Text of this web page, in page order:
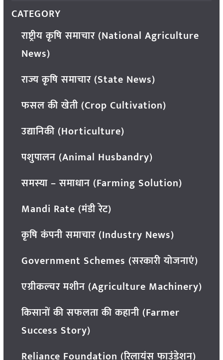
CATEGORY
राष्ट्रीय कृषि समाचार (National Agriculture
News)
राज्य कृषि समाचार (State News)
फसल की खेती (Crop Cultivation)
उद्यानिकी (Horticulture)
पशुपालन (Animal Husbandry)
समस्या – समाधान (Farming Solution)
Mandi Rate (मंडी रेट)
कृषि कंपनी समाचार (Industry News)
Government Schemes (सरकारी योजनाएं)
एग्रीकल्चर मशीन (Agriculture Machinery)
किसानों की सफलता की कहानी (Farmer
Success Story)
Reliance Foundation (रिलायंस फाउंडेशन)